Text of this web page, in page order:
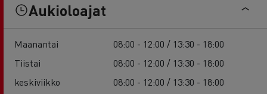
Aukioloajat
Maanantai
08:00 - 12:00 / 13:30 - 18:00
Tiistai
08:00 - 12:00 / 13:30 - 18:00
keskiviikko
08:00 - 12:00 / 13:30 - 18:00